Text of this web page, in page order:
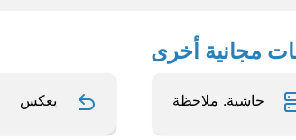
حاشية. ملاحظة يعكس